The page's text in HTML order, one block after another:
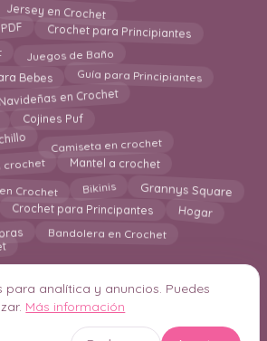
Jersey en Crochet
Crochet para Principiantes
Juegos de Baño
Bebes Guía para Principiantes
en Crochet
Cojines Puf
Camiseta en crochet
crochet Mantel a crochet
Crochet Bikinis Grannys Square
Crochet para Principantes Hogar
Bandolera en Crochet
Todos los derechos reservados.
para analítica y anuncios. Puedes
Más información